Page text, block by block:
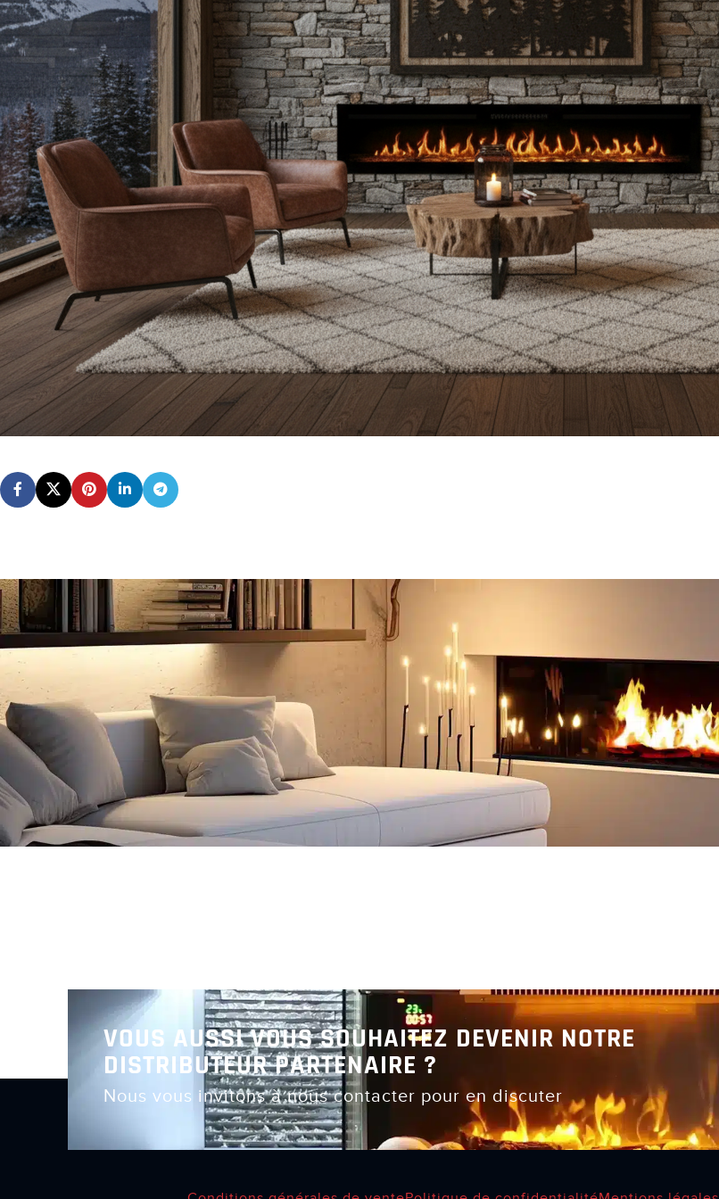
Encastrable
Découvrir
Murale
Découvrir
VOUS AUSSI VOUS SOUHAITEZ DEVENIR NOTRE
DISTRIBUTEUR PARTENAIRE ?
Nous vous invitons à nous contacter pour en discuter